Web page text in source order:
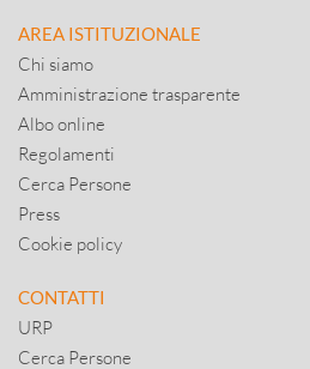
AREA ISTITUZIONALE
Chi siamo
Amministrazione trasparente
Albo online
Regolamenti
Cerca Persone
Press
Cookie policy
CONTATTI
URP
Cerca Persone